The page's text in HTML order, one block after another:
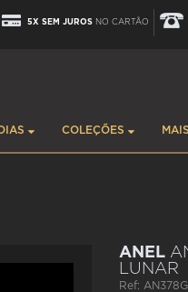
5X SEM JUROS NO CARTÃO
COLEÇÕES
ANEL
LUNAR
Ref: AN378G